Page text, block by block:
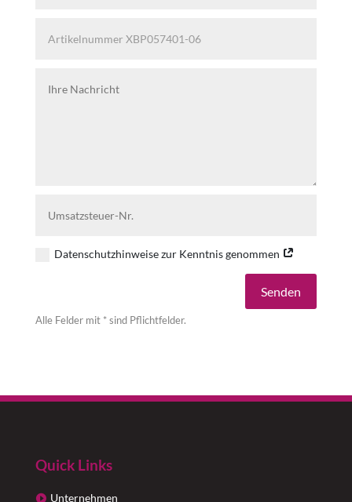
Datenschutzhinweise zur Kenntnis genommen
Senden
Alle Felder mit * sind Pflichtfelder.
Quick Links
Unternehmen